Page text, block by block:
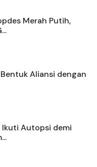
Merah Putih,
Aliansi dengan
Ikuti Autopsi demi